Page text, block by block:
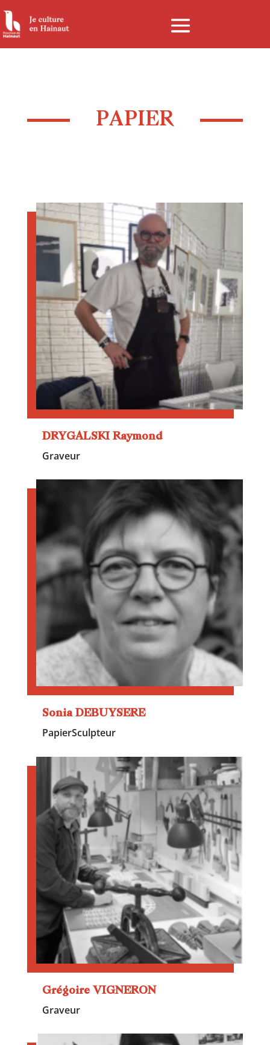
Panneau de gestion des cookies
PAPIER
DRYGALSKI Raymond
Graveur
Sonia DEBUYSERE
PapierSculpteur
Grégoire VIGNERON
Graveur